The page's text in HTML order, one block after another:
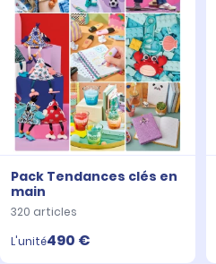
Pack Tendances clés en
main
320 articles
L'unité490 €